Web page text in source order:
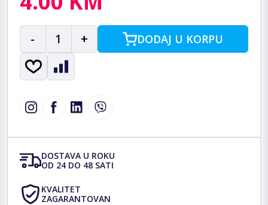
- 1 + DODAJ U KORPU
DOSTAVA U ROKU
OD 24 DO 48 SATI
KVALITET
ZAGARANTOVAN